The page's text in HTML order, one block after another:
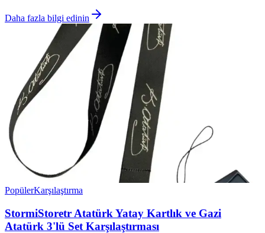
Daha fazla bilgi edinin
PopülerKarşılaştırma
StormiStoretr Atatürk Yatay Kartlık ve Gazi
Atatürk 3'lü Set Karşılaştırması